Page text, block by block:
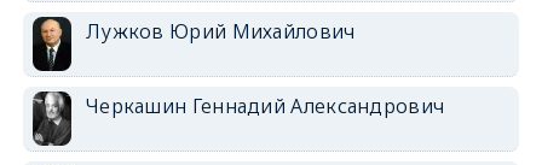
Лужков Юрий Михайлович
Черкашин Геннадий Александрович